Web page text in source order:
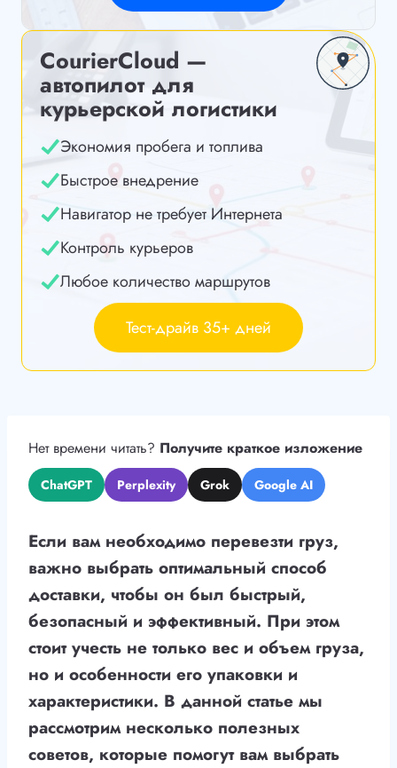
CourierCloud —
автопилот для
курьерской логистики
Экономия пробега и топлива
Быстрое внедрение
Навигатор не требует Интернета
Контроль курьеров
Любое количество маршрутов
Тест-драйв 35+ дней
Нет времени читать? Получите краткое изложение
ChatGPT Perplexity Grok Google AI
Если вам необходимо перевезти груз,
важно выбрать оптимальный способ
доставки, чтобы он был быстрый,
безопасный и эффективный. При этом
стоит учесть не только вес и объем груза,
но и особенности его упаковки и
характеристики. В данной статье мы
рассмотрим несколько полезных
советов, которые помогут вам выбрать